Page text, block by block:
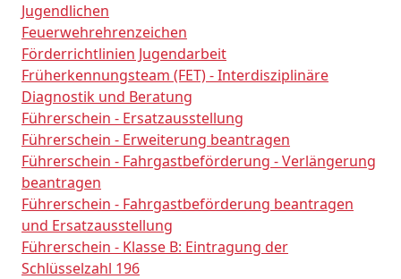
Jugendlichen
Feuerwehrehrenzeichen
Förderrichtlinien Jugendarbeit
Früherkennungsteam (FET) - Interdisziplinäre
Diagnostik und Beratung
Führerschein - Ersatzausstellung
Führerschein - Erweiterung beantragen
Führerschein - Fahrgastbeförderung - Verlängerung
beantragen
Führerschein - Fahrgastbeförderung beantragen
und Ersatzausstellung
Führerschein - Klasse B: Eintragung der
Schlüsselzahl 196